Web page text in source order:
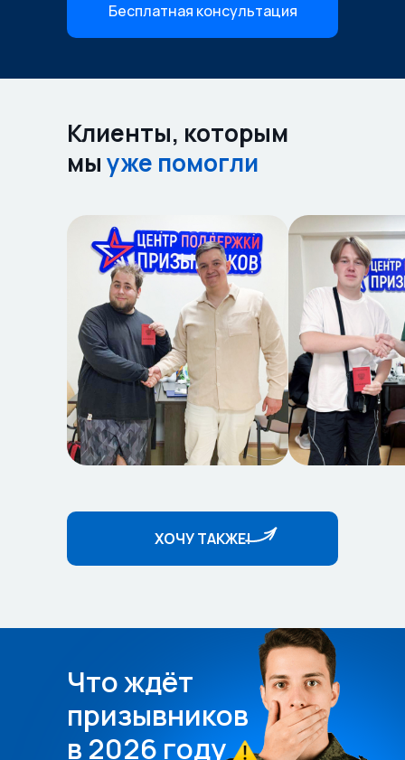
Бесплатная консультация
Клиенты, которым
мыуже помогли
ХОЧУ ТАКЖЕ!ㅤㅤ
Что ждёт
призывников
в 2026 году